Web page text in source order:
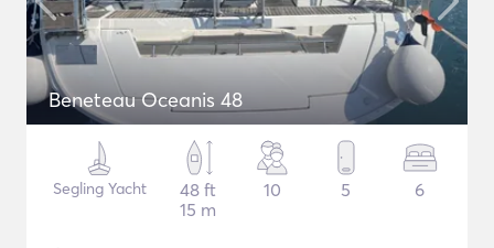
Beneteau Oceanis 48
Segling Yacht
48 ft
15 m
10 5 6